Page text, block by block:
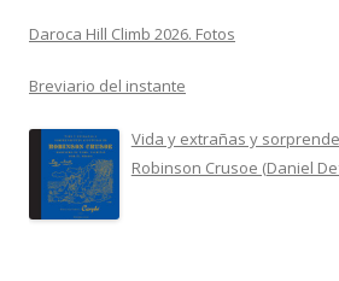
Daroca Hill Climb 2026. Fotos
Breviario del instante
Vida y extrañas y
Robinson Crusoe (Daniel